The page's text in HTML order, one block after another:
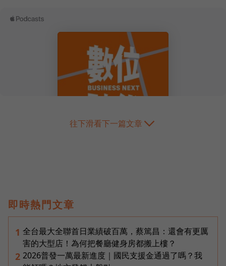
往下滑看下一篇文章
即時熱門文章
1 全台最大全聯首日業績破百萬，蔡篤昌：還會有更厲
害的大型店！為何把餐廳健身房都搬上樓？
2 2026普發一萬最新進度｜國民支援金通過了嗎？我